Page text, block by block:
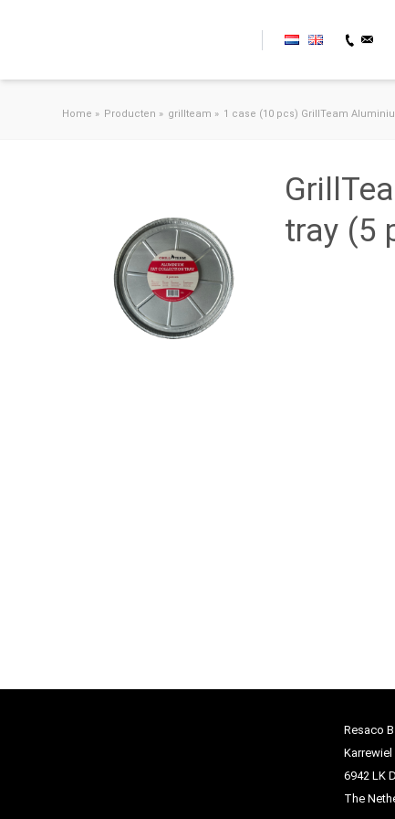
Home » Producten » grillteam » 1 case (10 pcs) GrillTeam
tray (5
Resaco
Karrewiel
6942 LK
The